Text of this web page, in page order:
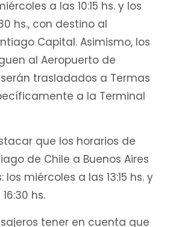
a las 10:15 hs. y los
hs., con destino al
Capital. Asimismo, los
al Aeropuerto de
trasladados a Termas
a la Terminal
que los horarios de
de Chile a Buenos Aires
miércoles a las 13:15 hs. y
hs.
tener en cuenta que